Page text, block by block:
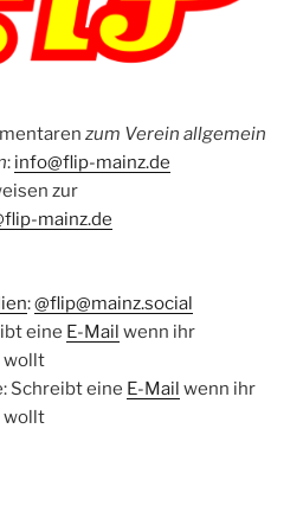
zum Verein allgemein
: info@flip-mainz.de
zur
mainz.de
:@flip@mainz.social
eine E-Mail wenn ihr
wollt
Schreibt eine E-Mail wenn ihr
wollt